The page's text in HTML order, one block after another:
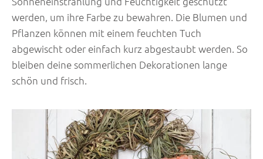
werden, um ihre Farbe zu bewahren. Die Blumen und
Pflanzen können mit einem feuchten Tuch
abgewischt oder einfach kurz abgestaubt werden. So
bleiben deine sommerlichen Dekorationen lange
schön und frisch.